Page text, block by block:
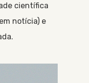
científica
notícia) e